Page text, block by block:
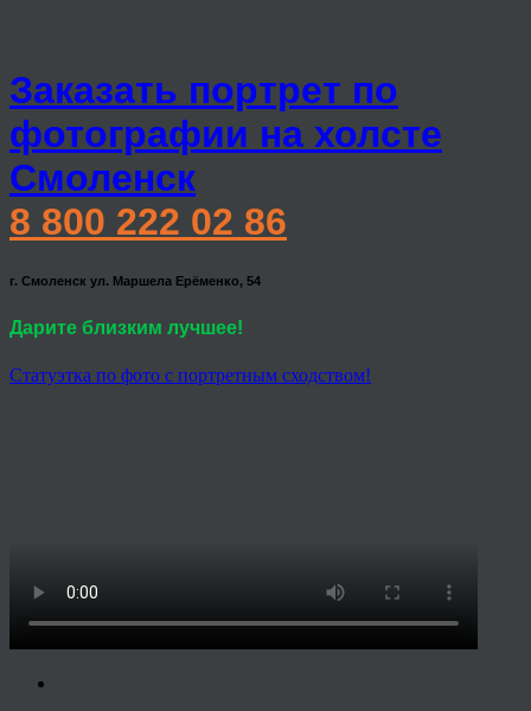
Заказать портрет по
фотографии на холсте
Смоленск
8 800 222 02 86
г. Смоленск ул. Маршела Ерёменко, 54
Дарите близким лучшее!
Статуэтка по фото с портретным сходством!